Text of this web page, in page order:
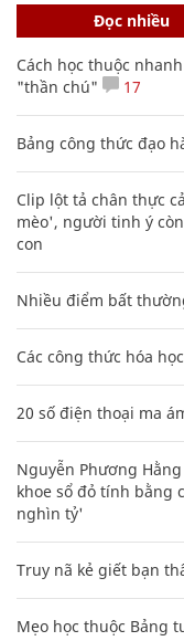
Đọc nhiều
Cách học thuộc
"thần chú"
17
Bảng công thức đạo
Clip lột tả chân thực
mèo', người tinh ý
con
Nhiều điểm bất
Các công thức hóa
20 số điện thoại ma
Nguyễn Phương
khoe sổ đỏ tính bằng
nghìn tỷ'
Truy nã kẻ giết bạn
Mẹo học thuộc Bảng